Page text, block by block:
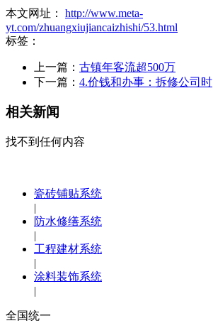
本文网址： http://www.meta-
yt.com/zhuangxiujiancaizhishi/53.html
标签：
上一篇： 古镇年客流超500万
下一篇： 4.价钱和办事：拆修公司时
相关新闻
找不到任何内容
瓷砖铺贴系统
|
防水修缮系统
|
工程建材系统
|
涂料装饰系统
|
全国统一